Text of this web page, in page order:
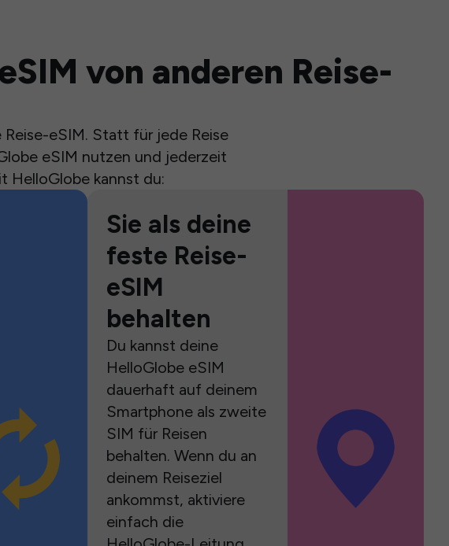
von anderen Reise-
eSIM. Statt für jede Reise
eSIM nutzen und jederzeit
HelloGlobe kannst du:
Sie als deine
feste Reise-
eSIM
behalten
Du kannst deine
HelloGlobe eSIM
dauerhaft auf deinem
Smartphone als zweite
SIM für Reisen
behalten. Wenn du an
deinem Reiseziel
ankommst, aktiviere
einfach die